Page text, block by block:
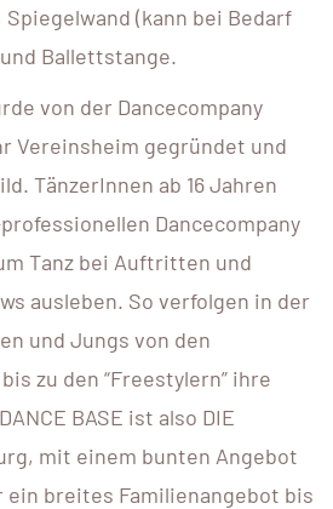
(kann bei Bedarf
Ballettstange.
von der Dancecompany
Vereinsheim gegründet und
TänzerInnen ab 16 Jahren
Dancecompany
Tanz bei Auftritten und
ausleben. So verfolgen in der
und Jungs von den
zu den “Freestylern” ihre
BASE ist also DIE
mit einem bunten Angebot
ein breites Familienangebot bis